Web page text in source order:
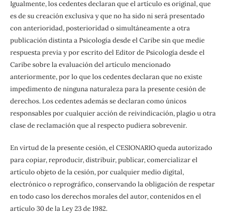
Igualmente, los cedentes declaran que el artículo es original, que
es de su creación exclusiva y que no ha sido ni será presentado
con anterioridad, posterioridad o simultáneamente a otra
publicación distinta a Psicología desde el Caribe sin que medie
respuesta previa y por escrito del Editor de Psicología desde el
Caribe sobre la evaluación del artículo mencionado
anteriormente, por lo que los cedentes declaran que no existe
impedimento de ninguna naturaleza para la presente cesión de
derechos. Los cedentes además se declaran como únicos
responsables por cualquier acción de reivindicación, plagio u otra
clase de reclamación que al respecto pudiera sobrevenir.
En virtud de la presente cesión, el CESIONARIO queda autorizado
para copiar, reproducir, distribuir, publicar, comercializar el
artículo objeto de la cesión, por cualquier medio digital,
electrónico o reprográfico, conservando la obligación de respetar
en todo caso los derechos morales del autor, contenidos en el
artículo 30 de la Ley 23 de 1982.